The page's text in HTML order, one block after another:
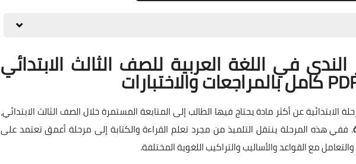
في اللغة العربية للصف الثالث الابتدائي
عن أكثر مادة يحتاج فيها الطالب إلى المتابعة المستمرة خلال الصف الثالث الابتدائي،
. ففي هذه المرحلة ينتقل التلميذ من مجرد تعلم القراءة والكتابة إلى مرحلة أعمق تعتمد على
مع القواعد والأساليب والتراكيب اللغوية المختلفة.